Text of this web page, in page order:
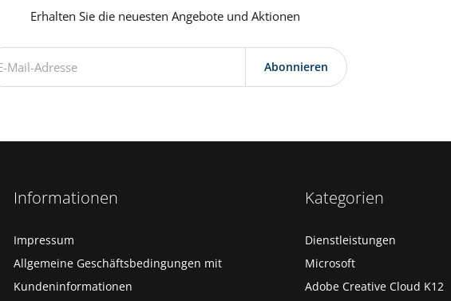
Erhalten Sie die neuesten Angebote und Aktionen
Abonnieren
Informationen
Impressum
Allgemeine Geschäftsbedingungen mit
Kundeninformationen
Kategorien
Dienstleistungen
Microsoft
Adobe Creative Cloud K12